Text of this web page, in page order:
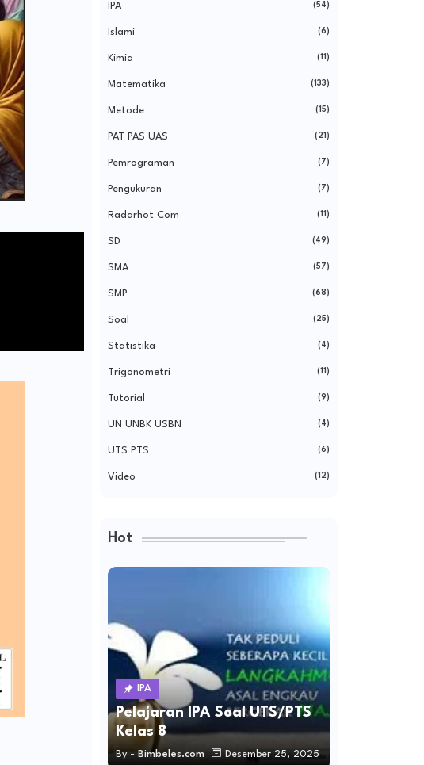
IPA (54)
Islami (6)
Kimia (11)
Matematika (133)
Metode (15)
PAT PAS UAS (21)
Pemrograman (7)
Pengukuran (7)
Radarhot Com (11)
SD (49)
SMA (57)
SMP (68)
Soal (25)
Statistika (4)
Trigonometri (11)
Tutorial (9)
UN UNBK USBN (4)
UTS PTS (6)
Video (12)
Hot
IPA
Pelajaran IPA Soal UTS/PTS
Kelas 8
By - Bimbeles.com Desember 25, 2025